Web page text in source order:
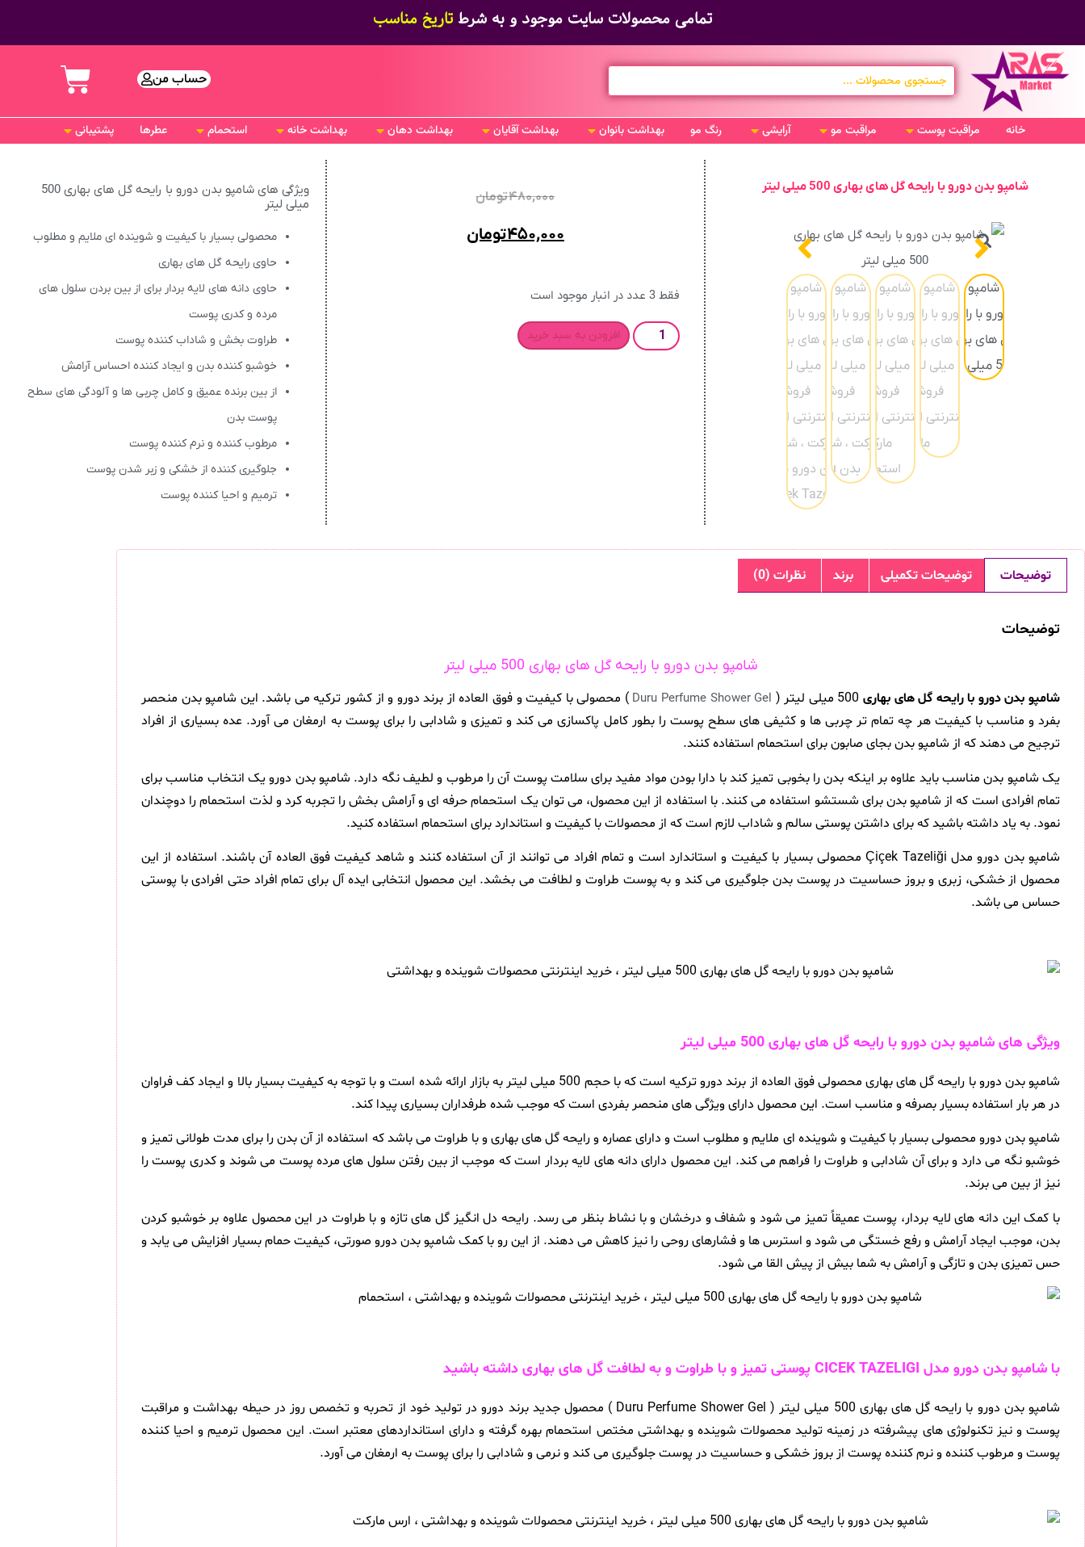
تمامی محصولات سایت موجود و به شرط تاریخ مناسب
حساب من
خانه مراقبت پوست مراقبت مو آرایشی رنگ مو بهداشت بانوان بهداشت آقایان بهداشت دهان بهداشت خانه استحمام عطرها پشتیبانی
شامپو بدن دورو با رایحه گل های بهاری 500 میلی لیتر
۴۸۰,۰۰۰تومان
۴۵۰,۰۰۰تومان
فقط 3 عدد در انبار موجود است
افزودن به سبد خرید
ویژگی های شامپو بدن دورو با رایحه گل های بهاری 500
میلی لیتر
محصولی بسیار با کیفیت و شوینده ای ملایم و مطلوب
حاوی رایحه گل های بهاری
حاوی دانه های لایه بردار برای از بین بردن سلول های
مرده و کدری پوست
طراوت بخش و شاداب کننده پوست
خوشبو کننده بدن و ایجاد کننده احساس آرامش
از بین برنده عمیق و کامل چربی ها و آلودگی های سطح
پوست بدن
مرطوب کننده و نرم کننده پوست
جلوگیری کننده از خشکی و زبر شدن پوست
ترمیم و احیا کننده پوست
توضیحات توضیحات تکمیلی برند نظرات (0)
توضیحات
شامپو بدن دورو با رایحه گل های بهاری 500 میلی لیتر
شامپو بدن دورو با رایحه گل های بهاری500 میلی لیتر (
) محصولی با کیفیت و فوق العاده از برند دورو و از کشور ترکیه می باشد. این شامپو بدن منحصر
بفرد و مناسب با کیفیت هر چه تمام تر چربی ها و کثیفی های سطح پوست را بطور کامل پاکسازی می کند و تمیزی و شادابی را برای پوست به ارمغان می آورد. عده بسیاری از افراد
ترجیح می دهند که از شامپو بدن بجای صابون برای استحمام استفاده کنند.
یک شامپو بدن مناسب باید علاوه بر اینکه بدن را بخوبی تمیز کند با دارا بودن مواد مفید برای سلامت پوست آن را مرطوب و لطیف نگه دارد. شامپو بدن دورو یک انتخاب مناسب برای
تمام افرادی است که از شامپو بدن برای شستشو استفاده می کنند. با استفاده از این محصول، می توان یک استحمام حرفه ای و آرامش بخش را تجربه کرد و لذت استحمام را دوچندان
نمود. به یاد داشته باشید که برای داشتن پوستی سالم و شاداب لازم است که از محصولات با کیفیت و استاندارد برای استحمام استفاده کنید.
شامپو بدن دورو مدل Çiçek Tazeliği محصولی بسیار با کیفیت و استاندارد است و تمام افراد می توانند از آن استفاده کنند و شاهد کیفیت فوق العاده آن باشند. استفاده از این
محصول از خشکی، زبری و بروز حساسیت در پوست بدن جلوگیری می کند و به پوست طراوت و لطافت می بخشد. این محصول انتخابی ایده آل برای تمام افراد حتی افرادی با پوستی
حساس می باشد.
ویژگی های شامپو بدن دورو با رایحه گل های بهاری 500 میلی لیتر
شامپو بدن دورو با رایحه گل های بهاری محصولی فوق العاده از برند دورو ترکیه است که با حجم 500 میلی لیتر به بازار ارائه شده است و با توجه به کیفیت بسیار بالا و ایجاد کف فراوان
در هر بار استفاده بسیار بصرفه و مناسب است. این محصول دارای ویژگی های منحصر بفردی است که موجب شده طرفداران بسیاری پیدا کند.
شامپو بدن دورو محصولی بسیار با کیفیت و شوینده ای ملایم و مطلوب است و دارای عصاره و رایحه گل های بهاری و با طراوت می باشد که استفاده از آن بدن را برای مدت طولانی تمیز و
خوشبو نگه می دارد و برای آن شادابی و طراوت را فراهم می کند. این محصول دارای دانه های لایه بردار است که موجب از بین رفتن سلول های مرده پوست می شوند و کدری پوست را
نیز از بین می برند.
با کمک این دانه های لایه بردار، پوست عمیقاً تمیز می شود و شفاف و درخشان و با نشاط بنظر می رسد. رایحه دل انگیز گل های تازه و با طراوت در این محصول علاوه بر خوشبو کردن
بدن، موجب ایجاد آرامش و رفع خستگی می شود و استرس ها و فشارهای روحی را نیز کاهش می دهند. از این رو با کمک شامپو بدن دورو صورتی، کیفیت حمام بسیار افزایش می یابد و
حس تمیزی بدن و تازگی و آرامش به شما بیش از پیش القا می شود.
با شامپو بدن دورو مدل CICEK TAZELIGI پوستی تمیز و با طراوت و به لطافت گل های بهاری داشته باشید
شامپو بدن دورو با رایحه گل های بهاری 500 میلی لیتر ( Duru Perfume Shower Gel ) محصول جدید برند دورو در تولید خود از تحربه و تخصص روز در حیطه بهداشت و مراقبت
پوست و نیز تکنولوژی های پیشرفته در زمینه تولید محصولات شوینده و بهداشتی مختص استحمام بهره گرفته و دارای استانداردهای معتبر است. این محصول ترمیم و احیا کننده
پوست و مرطوب کننده و نرم کننده پوست از بروز خشکی و حساسیت در پوست جلوگیری می کند و نرمی و شادابی را برای پوست به ارمغان می آورد.